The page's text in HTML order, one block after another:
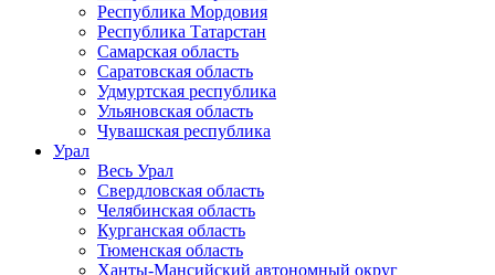
Республика Мордовия
Республика Татарстан
Самарская область
Саратовская область
Удмуртская республика
Ульяновская область
Чувашская республика
Урал
Весь Урал
Свердловская область
Челябинская область
Курганская область
Тюменская область
Ханты-Мансийский автономный округ